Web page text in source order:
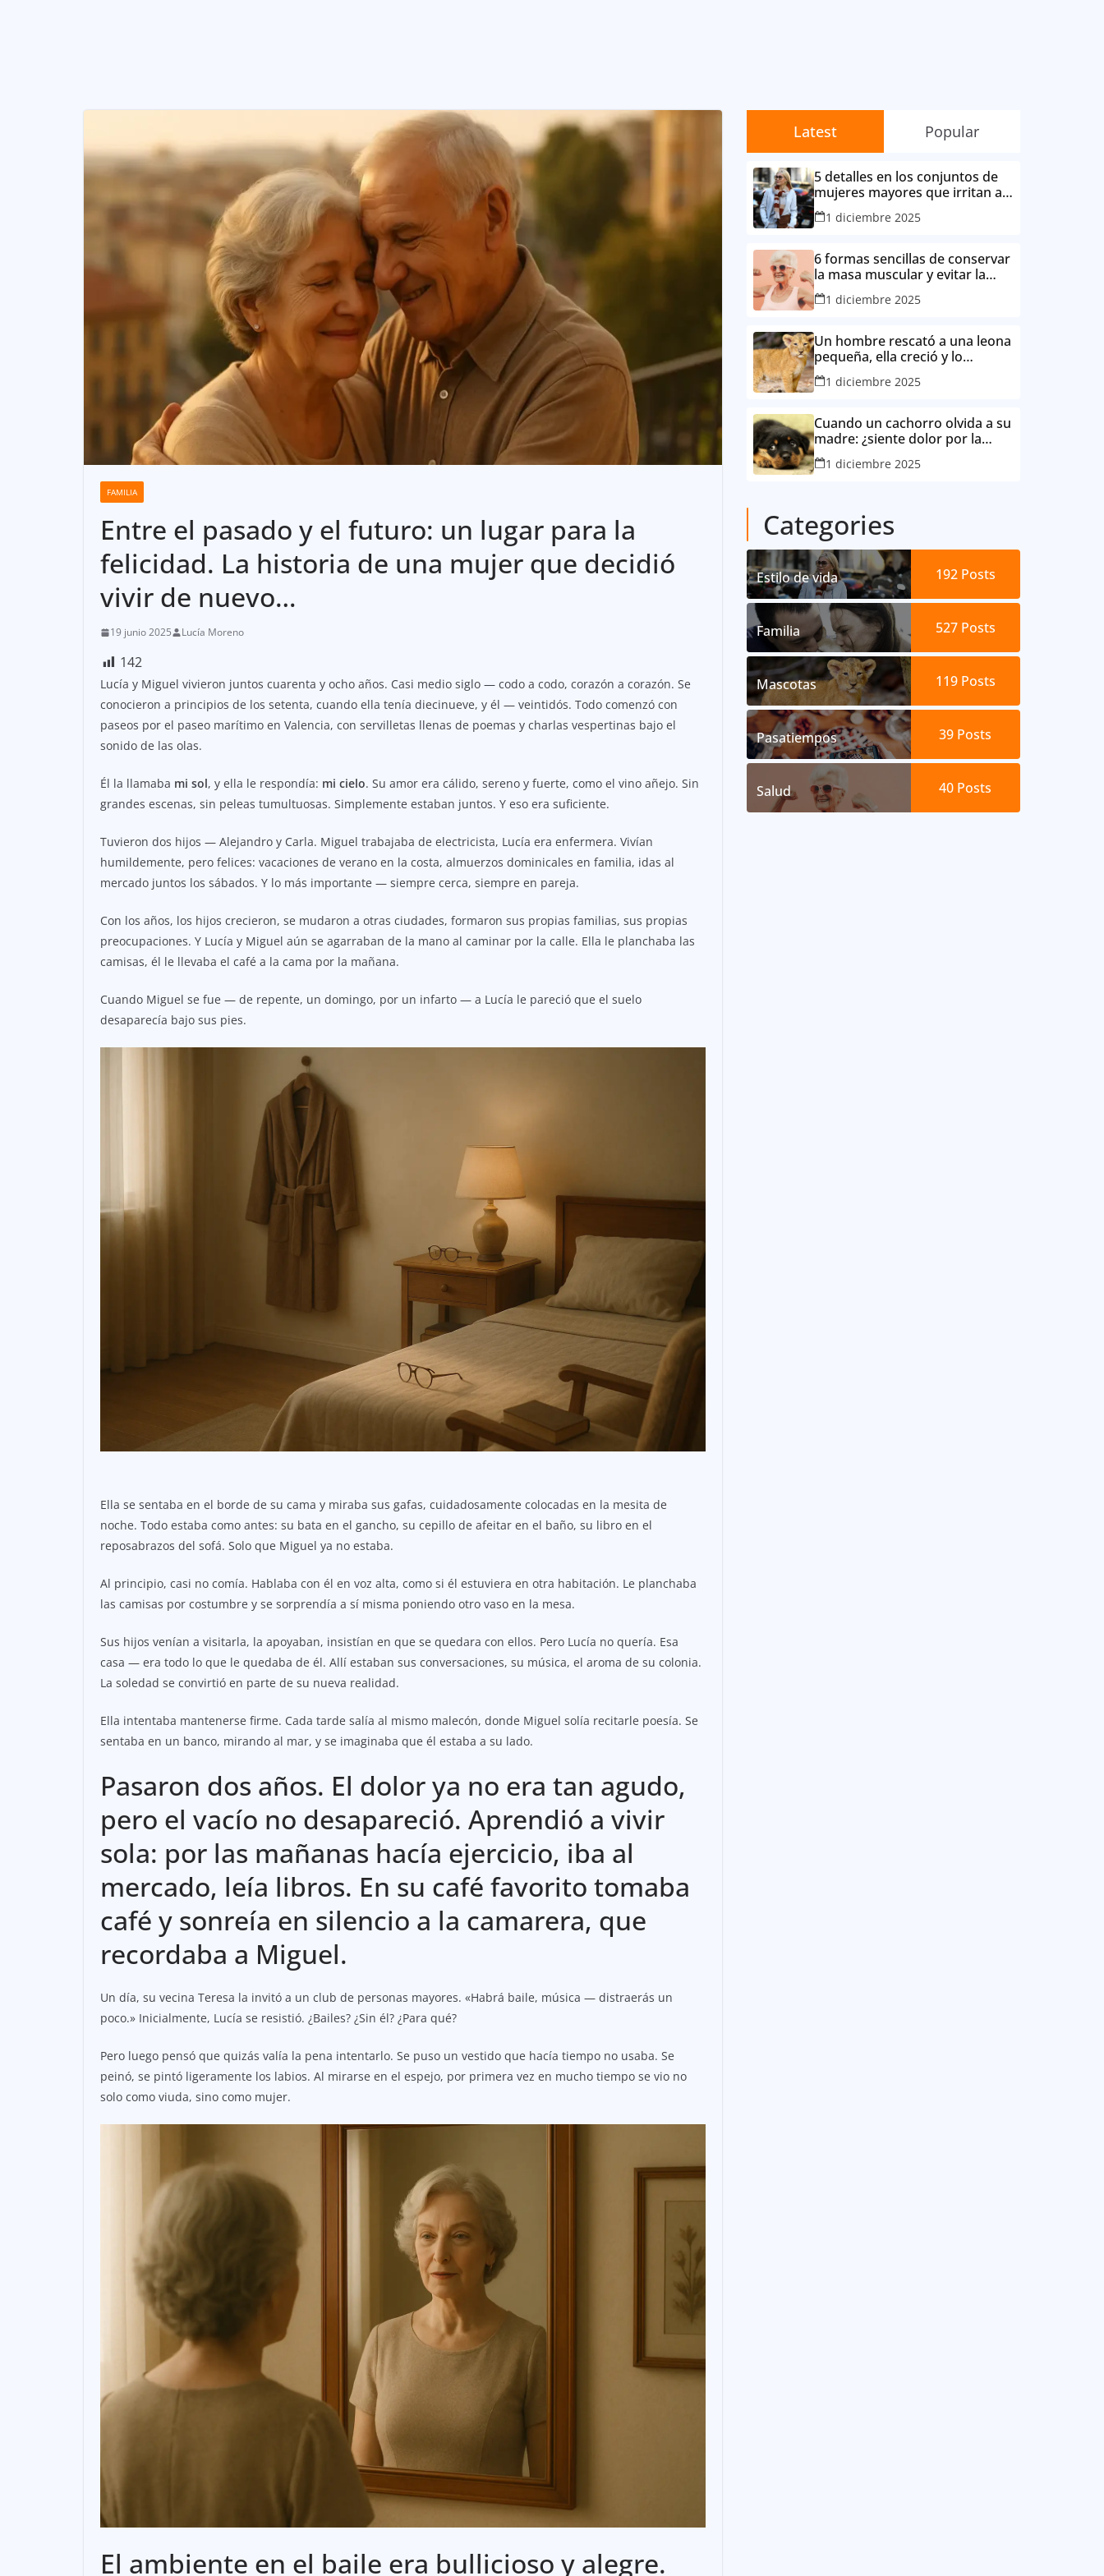
FAMILIA
Entre el pasado y el futuro: un lugar para la
felicidad. La historia de una mujer que decidió
vivir de nuevo…
19 junio 2025 Lucía Moreno
142
Lucía y Miguel vivieron juntos cuarenta y ocho años. Casi medio siglo — codo a codo, corazón a corazón. Se
conocieron a principios de los setenta, cuando ella tenía diecinueve, y él — veintidós. Todo comenzó con
paseos por el paseo marítimo en Valencia, con servilletas llenas de poemas y charlas vespertinas bajo el
sonido de las olas.
Él la llamaba mi sol, y ella le respondía: mi cielo. Su amor era cálido, sereno y fuerte, como el vino añejo. Sin
grandes escenas, sin peleas tumultuosas. Simplemente estaban juntos. Y eso era suficiente.
Tuvieron dos hijos — Alejandro y Carla. Miguel trabajaba de electricista, Lucía era enfermera. Vivían
humildemente, pero felices: vacaciones de verano en la costa, almuerzos dominicales en familia, idas al
mercado juntos los sábados. Y lo más importante — siempre cerca, siempre en pareja.
Con los años, los hijos crecieron, se mudaron a otras ciudades, formaron sus propias familias, sus propias
preocupaciones. Y Lucía y Miguel aún se agarraban de la mano al caminar por la calle. Ella le planchaba las
camisas, él le llevaba el café a la cama por la mañana.
Cuando Miguel se fue — de repente, un domingo, por un infarto — a Lucía le pareció que el suelo
desaparecía bajo sus pies.
Ella se sentaba en el borde de su cama y miraba sus gafas, cuidadosamente colocadas en la mesita de
noche. Todo estaba como antes: su bata en el gancho, su cepillo de afeitar en el baño, su libro en el
reposabrazos del sofá. Solo que Miguel ya no estaba.
Al principio, casi no comía. Hablaba con él en voz alta, como si él estuviera en otra habitación. Le planchaba
las camisas por costumbre y se sorprendía a sí misma poniendo otro vaso en la mesa.
Sus hijos venían a visitarla, la apoyaban, insistían en que se quedara con ellos. Pero Lucía no quería. Esa
casa — era todo lo que le quedaba de él. Allí estaban sus conversaciones, su música, el aroma de su colonia.
La soledad se convirtió en parte de su nueva realidad.
Ella intentaba mantenerse firme. Cada tarde salía al mismo malecón, donde Miguel solía recitarle poesía. Se
sentaba en un banco, mirando al mar, y se imaginaba que él estaba a su lado.
Pasaron dos años. El dolor ya no era tan agudo,
pero el vacío no desapareció. Aprendió a vivir
sola: por las mañanas hacía ejercicio, iba al
mercado, leía libros. En su café favorito tomaba
café y sonreía en silencio a la camarera, que
recordaba a Miguel.
Un día, su vecina Teresa la invitó a un club de personas mayores. «Habrá baile, música — distraerás un
poco.» Inicialmente, Lucía se resistió. ¿Bailes? ¿Sin él? ¿Para qué?
Pero luego pensó que quizás valía la pena intentarlo. Se puso un vestido que hacía tiempo no usaba. Se
peinó, se pintó ligeramente los labios. Al mirarse en el espejo, por primera vez en mucho tiempo se vio no
solo como viuda, sino como mujer.
El ambiente en el baile era bullicioso y alegre.
Latest Popular
5 detalles en los conjuntos de
mujeres mayores que irritan a
sus contemporáneas.
1 diciembre 2025
6 formas sencillas de conservar
la masa muscular y evitar la
degradación corporal por la
edad
1 diciembre 2025
Un hombre rescató a una leona
pequeña, ella creció y lo
consideró su mejor amigo
1 diciembre 2025
Cuando un cachorro olvida a su
madre: ¿siente dolor por la
separación?
1 diciembre 2025
Categories
Estilo de vida 192 Posts
Familia 527 Posts
Mascotas 119 Posts
Pasatiempos 39 Posts
Salud 40 Posts